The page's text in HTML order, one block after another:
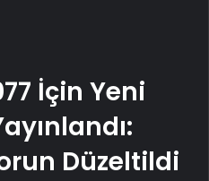
İçin Yeni
Düzeltildi